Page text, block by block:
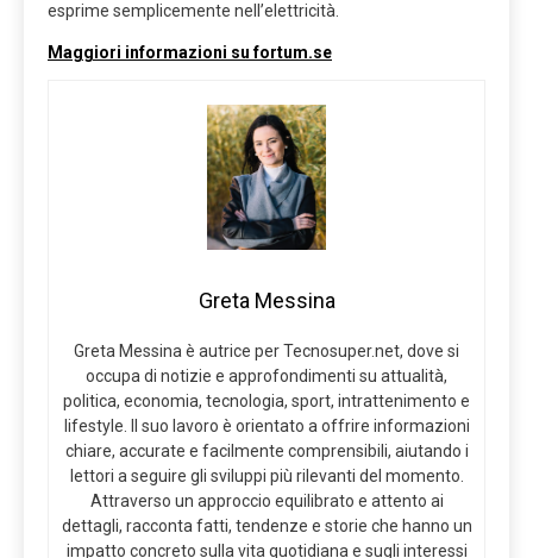
esprime semplicemente nell’elettricità.
Maggiori informazioni su fortum.se
Greta Messina
Greta Messina è autrice per Tecnosuper.net, dove si
occupa di notizie e approfondimenti su attualità,
politica, economia, tecnologia, sport, intrattenimento e
lifestyle. Il suo lavoro è orientato a offrire informazioni
chiare, accurate e facilmente comprensibili, aiutando i
lettori a seguire gli sviluppi più rilevanti del momento.
Attraverso un approccio equilibrato e attento ai
dettagli, racconta fatti, tendenze e storie che hanno un
impatto concreto sulla vita quotidiana e sugli interessi